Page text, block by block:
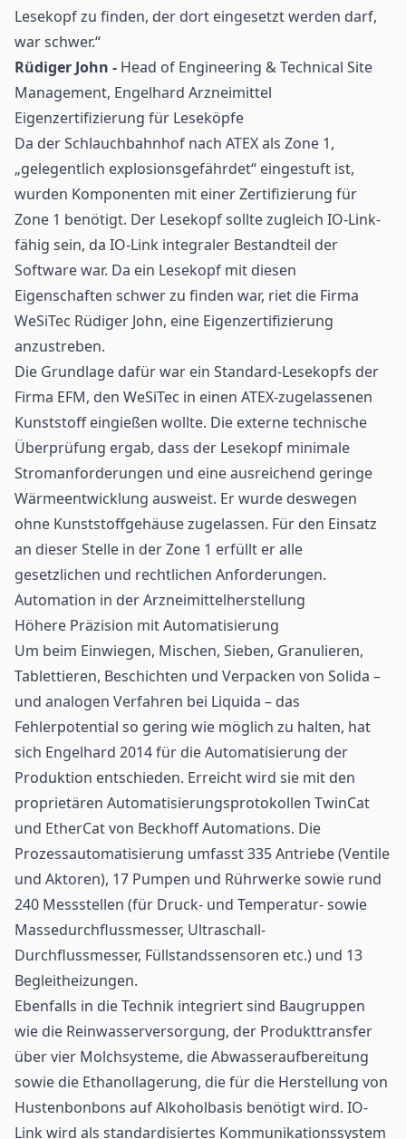
Lesekopf zu finden, der dort eingesetzt werden darf,
war schwer.“
Rüdiger John - Head of Engineering & Technical Site
Management, Engelhard Arzneimittel
Eigenzertifizierung für Leseköpfe
Da der Schlauchbahnhof nach ATEX als Zone 1,
„gelegentlich explosionsgefährdet“ eingestuft ist,
wurden Komponenten mit einer Zertifizierung für
Zone 1 benötigt. Der Lesekopf sollte zugleich IO-Link-
fähig sein, da IO-Link integraler Bestandteil der
Software war. Da ein Lesekopf mit diesen
Eigenschaften schwer zu finden war, riet die Firma
WeSiTec Rüdiger John, eine Eigenzertifizierung
anzustreben.
Die Grundlage dafür war ein Standard-Lesekopfs der
Firma EFM, den WeSiTec in einen ATEX-zugelassenen
Kunststoff eingießen wollte. Die externe technische
Überprüfung ergab, dass der Lesekopf minimale
Stromanforderungen und eine ausreichend geringe
Wärmeentwicklung ausweist. Er wurde deswegen
ohne Kunststoffgehäuse zugelassen. Für den Einsatz
an dieser Stelle in der Zone 1 erfüllt er alle
gesetzlichen und rechtlichen Anforderungen.
Automation in der Arzneimittelherstellung
Höhere Präzision mit Automatisierung
Um beim Einwiegen, Mischen, Sieben, Granulieren,
Tablettieren, Beschichten und Verpacken von Solida –
und analogen Verfahren bei Liquida – das
Fehlerpotential so gering wie möglich zu halten, hat
sich Engelhard 2014 für die Automatisierung der
Produktion entschieden. Erreicht wird sie mit den
proprietären Automatisierungsprotokollen TwinCat
und EtherCat von Beckhoff Automations. Die
Prozessautomatisierung umfasst 335 Antriebe (Ventile
und Aktoren), 17 Pumpen und Rührwerke sowie rund
240 Messstellen (für Druck- und Temperatur- sowie
Massedurchflussmesser, Ultraschall-
Durchflussmesser, Füllstandssensoren etc.) und 13
Begleitheizungen.
Ebenfalls in die Technik integriert sind Baugruppen
wie die Reinwasserversorgung, der Produkttransfer
über vier Molchsysteme, die Abwasseraufbereitung
sowie die Ethanollagerung, die für die Herstellung von
Hustenbonbons auf Alkoholbasis benötigt wird. IO-
Link wird als standardisiertes Kommunikationssystem